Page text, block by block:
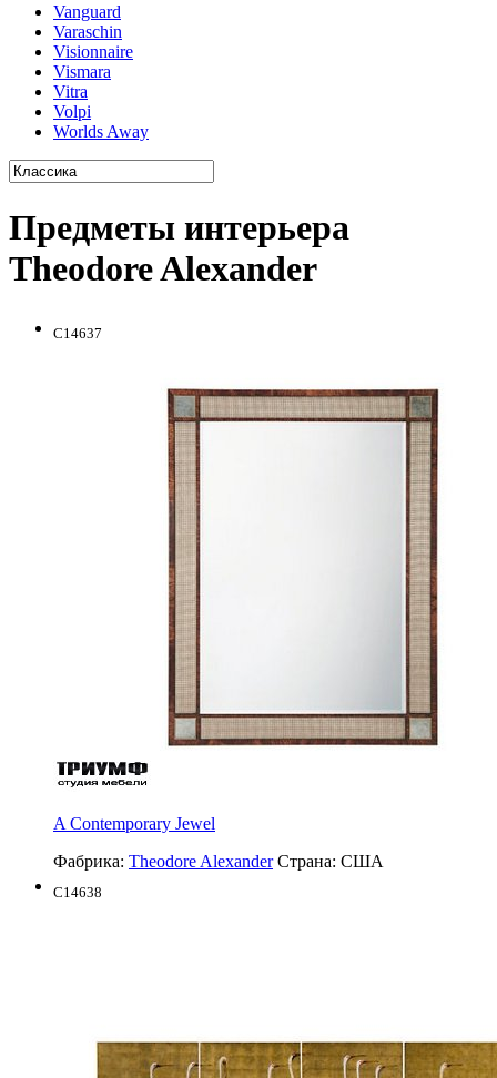
Vanguard
Varaschin
Visionnaire
Vismara
Vitra
Volpi
Worlds Away
Предметы интерьера
Theodore Alexander
C14637
A Contemporary Jewel
Фабрика: Theodore Alexander Страна: США
C14638